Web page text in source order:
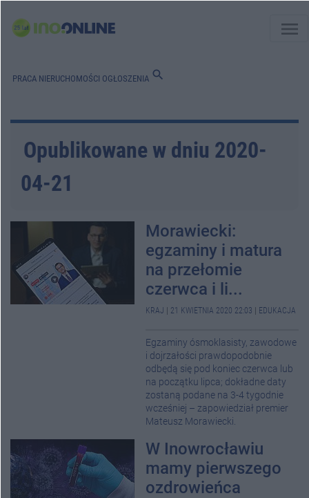
menu
PRACA NIERUCHOMOŚCI OGŁOSZENIA search
Opublikowane w dniu 2020-
04-21
Morawiecki:
egzaminy i matura
na przełomie
czerwca i li...
KRAJ 21 KWIETNIA 2020 22:03 EDUKACJA
Egzaminy ósmoklasisty, zawodowe
i dojrzałości prawdopodobnie
odbędą się pod koniec czerwca lub
na początku lipca; dokładne daty
zostaną podane na 3-4 tygodnie
wcześniej – zapowiedział premier
Mateusz Morawiecki.
W Inowrocławiu
mamy pierwszego
ozdrowieńca